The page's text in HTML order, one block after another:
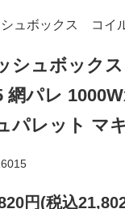
ュボックス コイ
シュボック
網パレ
パレット マ
円(税込